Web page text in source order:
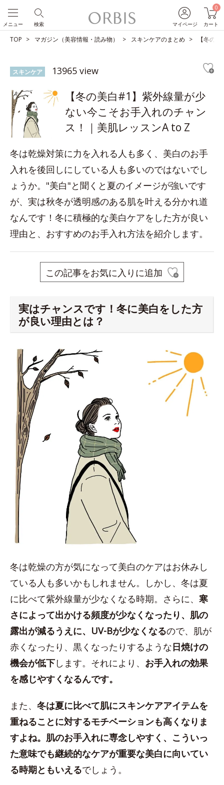
マイページ
0
カート
検索
メニュー
TOP マガジン（美容情報・読み物） スキンケアのまとめ 【冬の
スキンケア 13965 view
【冬の美白#1】紫外線量が少
ない今こそお手入れのチャン
ス！｜美肌レッスンA to Z
冬は乾燥対策に力を入れる人も多く、美白のお手
入れを後回しにしている人も多いのではないでし
ょうか。"美白"と聞くと夏のイメージが強いです
が、実は秋冬が透明感のある肌を叶える分かれ道
なんです！冬に積極的な美白ケアをした方が良い
理由と、おすすめのお手入れ方法を紹介します。
この記事をお気に入りに追加
実はチャンスです！冬に美白をした方
が良い理由とは？
冬は乾燥の方が気になって美白のケアはお休みし
ている人も多いかもしれません。しかし、冬は夏
に比べて紫外線量が少なくなる時期。さらに、 寒
さによって出かける頻度が少なくなったり、肌の
露出が減るうえに、UV-Bが少なくなるので、肌が
赤くなったり、黒くなったりするような日焼けの
機会が低下します。それにより、 お手入れの効果
を感じやすくなるんです。
また、 冬は夏に比べて肌にスキンケアアイテムを
重ねることに対するモチベーションも高くなりま
すよね。肌のお手入れに専念しやすく、こういっ
た意味でも継続的なケアが重要な美白に向いてい
る時期ともいえるでしょう。